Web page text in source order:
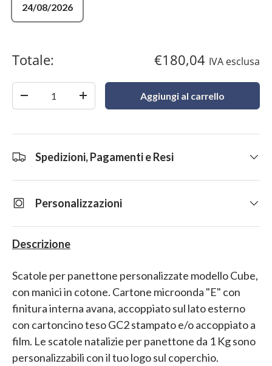
24/08/2026
Totale: €180,04 IVA esclusa
+ Aggiungi al carrello
Spedizioni, Pagamenti e Resi
Personalizzazioni
Descrizione
Scatole per panettone personalizzate modello Cube,
con manici in cotone. Cartone microonda "E" con
finitura interna avana, accoppiato sul lato esterno
con cartoncino teso GC2 stampato e/o accoppiato a
film. Le scatole natalizie per panettone da 1 Kg sono
personalizzabili con il tuo logo sul coperchio.